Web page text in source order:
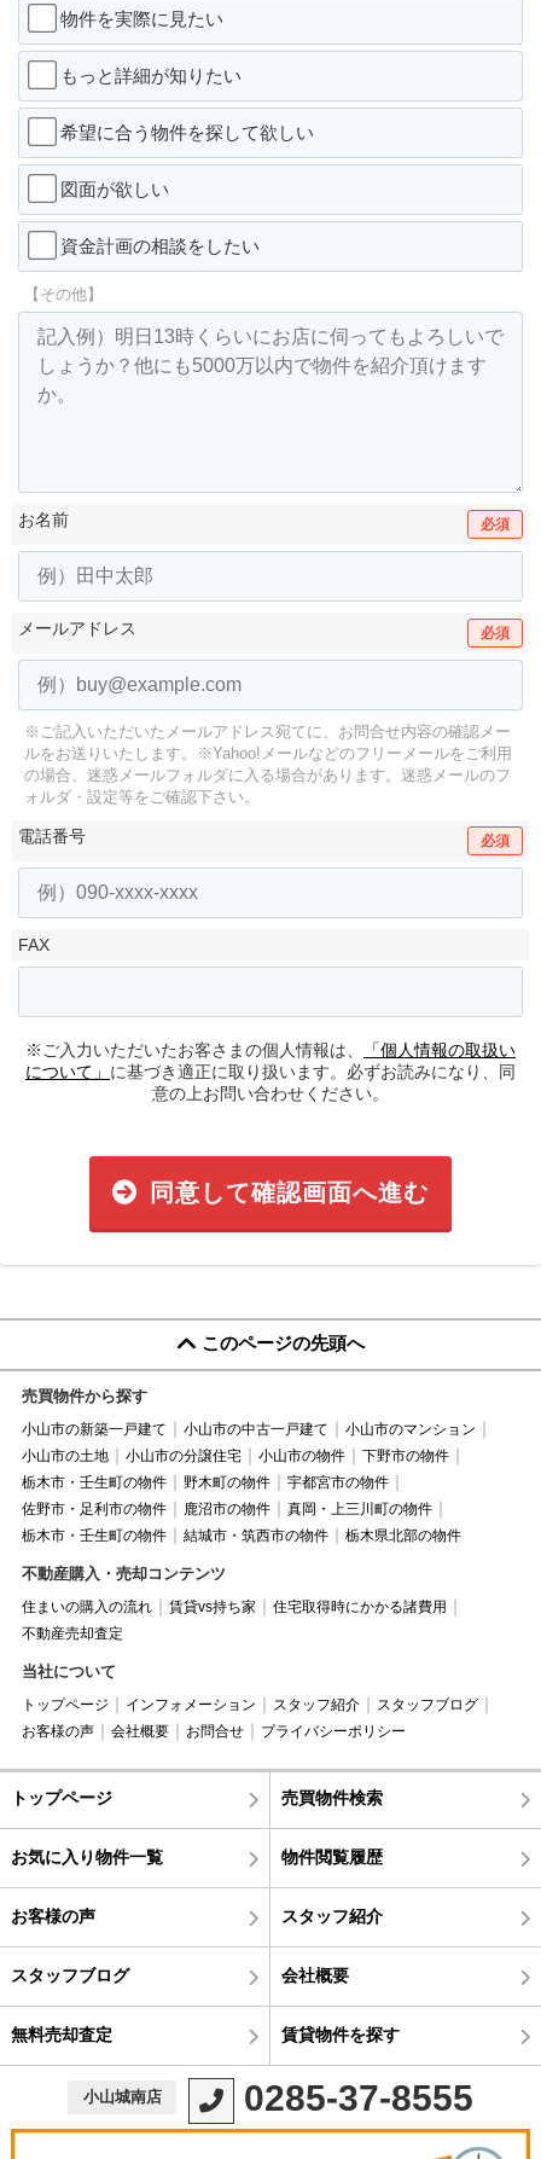
物件を実際に見たい
もっと詳細が知りたい
希望に合う物件を探して欲しい
図面が欲しい
資金計画の相談をしたい
【その他】
お名前 必須
メールアドレス 必須
※ご記入いただいたメールアドレス宛てに、お問合せ内容の確認メー
ルをお送りいたします。
※Yahoo!メールなどのフリーメールをご利用
の場合、迷惑メールフォルダに入る場合があります。 迷惑メールのフ
ォルダ・設定等をご確認下さい。
電話番号 必須
FAX
※ご入力いただいたお客さまの個人情報は、
「個人情報の取扱い
について」 に基づき適正に取り扱います。必ずお読みになり、同
意の上お問い合わせください。
同意して確認画面へ進む
このページの先頭へ
売買物件から探す
小山市の新築一戸建て 小山市の中古一戸建て
小山市のマンション
小山市の土地
小山市の分譲住宅 小山市の物件
下野市の物件
栃木市・壬生町の物件
野木町の物件
宇都宮市の物件
佐野市・足利市の物件
鹿沼市の物件
真岡・上三川町の物件
栃木市・壬生町の物件
結城市・筑西市の物件 栃木県北部の物件
不動産購入・売却コンテンツ
住まいの購入の流れ 賃貸vs持ち家
住宅取得時にかかる諸費用
不動産売却査定
当社について
トップページ インフォメーション スタッフ紹介
スタッフブログ
お客様の声
会社概要 お問合せ プライバシーポリシー
トップページ 売買物件検索
お気に入り物件一覧 物件閲覧履歴
お客様の声 スタッフ紹介
スタッフブログ 会社概要
無料売却査定 賃貸物件を探す
小山城南店 0285-37-8555